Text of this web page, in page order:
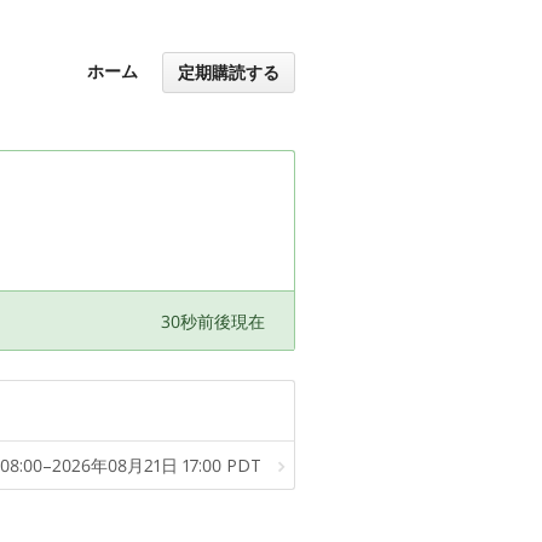
ホーム 定期購読する
30秒前後現在
年08月21日 17:00 PDT